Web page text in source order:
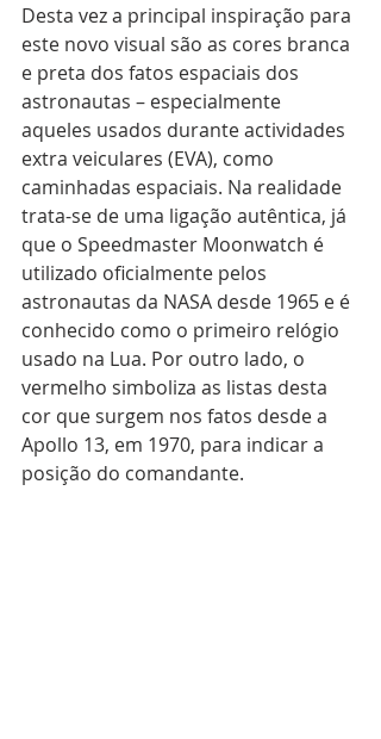
Desta vez a principal inspiração para
este novo visual são as cores branca
e preta dos fatos espaciais dos
astronautas – especialmente
aqueles usados durante actividades
extra veiculares (EVA), como
caminhadas espaciais. Na realidade
trata-se de uma ligação autêntica, já
que o Speedmaster Moonwatch é
utilizado oficialmente pelos
astronautas da NASA desde 1965 e é
conhecido como o primeiro relógio
usado na Lua. Por outro lado, o
vermelho simboliza as listas desta
cor que surgem nos fatos desde a
Apollo 13, em 1970, para indicar a
posição do comandante.